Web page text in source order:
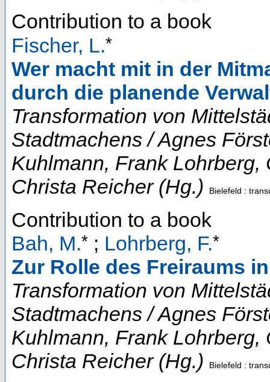
Contribution to a book
Fischer, L.*
Wer macht mit in der
durch die planende
Transformation von
Stadtmachens / Agnes
Kuhlmann, Frank
Christa Reicher (Hg.)
Bielefeld :
Contribution to a book
Bah, M.* ; Lohrberg, F.*
Zur Rolle des Freiraums
Transformation von
Stadtmachens / Agnes
Kuhlmann, Frank
Christa Reicher (Hg.)
Bielefeld :